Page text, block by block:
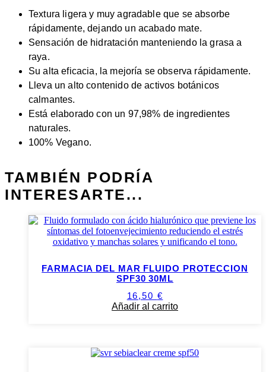
Textura ligera y muy agradable que se absorbe
rápidamente, dejando un acabado mate.
Sensación de hidratación manteniendo la grasa a
raya.
Su alta eficacia, la mejoría se observa rápidamente.
Lleva un alto contenido de activos botánicos
calmantes.
Está elaborado con un 97,98% de ingredientes
naturales.
100% Vegano.
TAMBIÉN PODRÍA
INTERESARTE...
FARMACIA DEL MAR FLUIDO PROTECCION
SPF30 30ML
16,50 €
Añadir al carrito